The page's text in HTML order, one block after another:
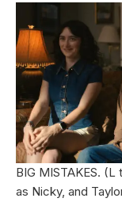
BIG MISTAKES.
as Nicky, and